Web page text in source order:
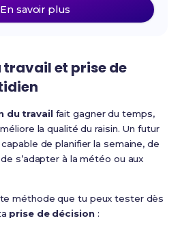
En savoir plus
et prise de
du travailfait gagner du temps,
la qualité du raisin. Un futur
de planifier la semaine, de
s’adapter à la météo ou aux
méthode que tu peux tester dès
prise de décision: